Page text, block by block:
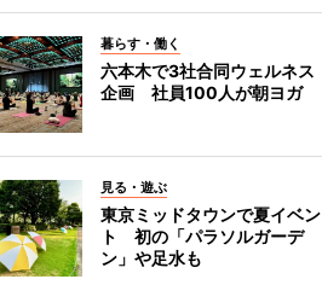
暮らす・働く
六本木で3社合同ウェルネス
企画 社員100人が朝ヨガ
見る・遊ぶ
東京ミッドタウンで夏イベン
ト 初の「パラソルガーデ
ン」や足水も